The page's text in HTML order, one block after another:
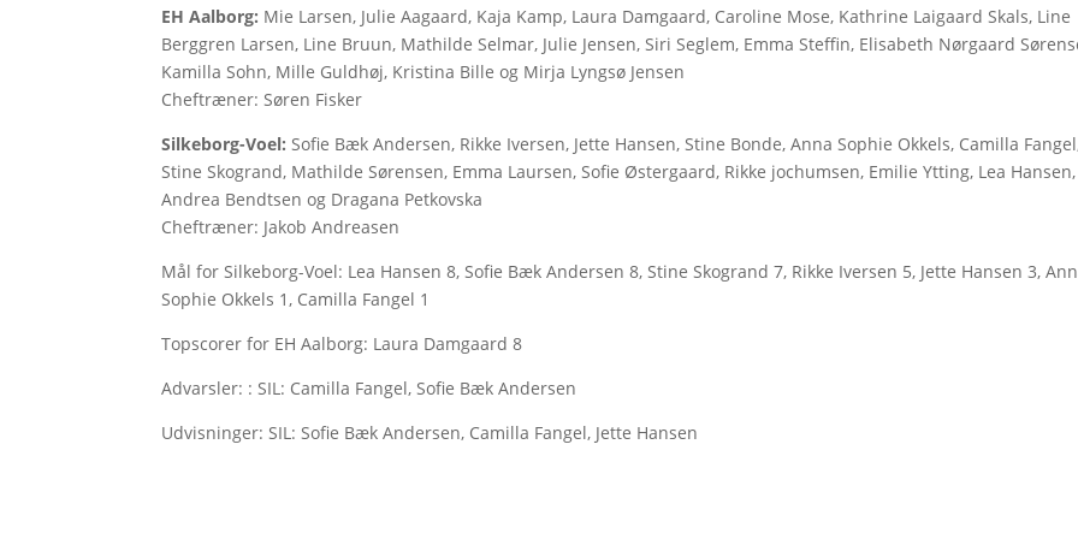
EH Aalborg: Mie Larsen, Julie Aagaard, Kaja Kamp, Laura Damgaard, Caroline Mose, Kathrine Laigaard Skals, Line
Berggren Larsen, Line Bruun, Mathilde Selmar, Julie Jensen, Siri Seglem, Emma Steffin, Elisabeth Nørgaard
Kamilla Sohn, Mille Guldhøj, Kristina Bille og Mirja Lyngsø Jensen
Cheftræner: Søren Fisker
Silkeborg-Voel: Sofie Bæk Andersen, Rikke Iversen, Jette Hansen, Stine Bonde, Anna Sophie Okkels, Camilla
Stine Skogrand, Mathilde Sørensen, Emma Laursen, Sofie Østergaard, Rikke jochumsen, Emilie Ytting, Lea Hansen,
Andrea Bendtsen og Dragana Petkovska
Cheftræner: Jakob Andreasen
Mål for Silkeborg-Voel: Lea Hansen 8, Sofie Bæk Andersen 8, Stine Skogrand 7, Rikke Iversen 5, Jette Hansen 3,
Sophie Okkels 1, Camilla Fangel 1
Topscorer for EH Aalborg: Laura Damgaard 8
Advarsler: : SIL: Camilla Fangel, Sofie Bæk Andersen
Udvisninger: SIL: Sofie Bæk Andersen, Camilla Fangel, Jette Hansen